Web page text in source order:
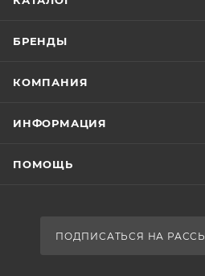
Шифтеры Shimano Tourney
Переключатель скоростей
Переключатель скоростей
Тормоза Дисковые
Крылья Пластик
БРЕНДЫ
КОМПАНИЯ
ИНФОРМАЦИЯ
ПОМОЩЬ
ПОДПИСАТЬСЯ НА